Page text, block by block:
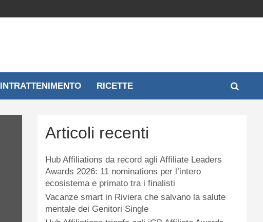
INTRATTENIMENTO RICETTE
Articoli recenti
Hub Affiliations da record agli Affiliate Leaders
Awards 2026: 11 nominations per l’intero
ecosistema e primato tra i finalisti
Vacanze smart in Riviera che salvano la salute
mentale dei Genitori Single